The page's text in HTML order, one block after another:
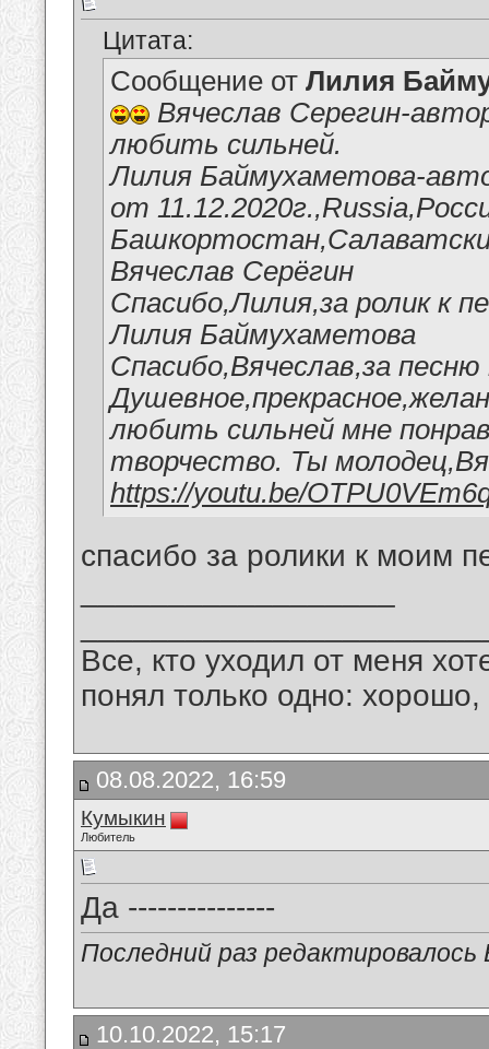
Цитата:
Сообщение от Лилия
Вячеслав Серегин-
любить сильней.
Лилия Баймухаметова-
от
Вячеслав Серёгин
Спасибо,Лилия,за ролик к
Лилия Баймухаметова
Спасибо,Вячеслав,за песню
любить сильней мне
творчество. Ты
https://youtu.be/
спасибо за ролики к моим
Все, кто уходил от меня
понял только одно:
08.08.2022, 16:59
Кумыкин
Любитель
Да ---------------
Последний раз
10.10.2022, 15:17